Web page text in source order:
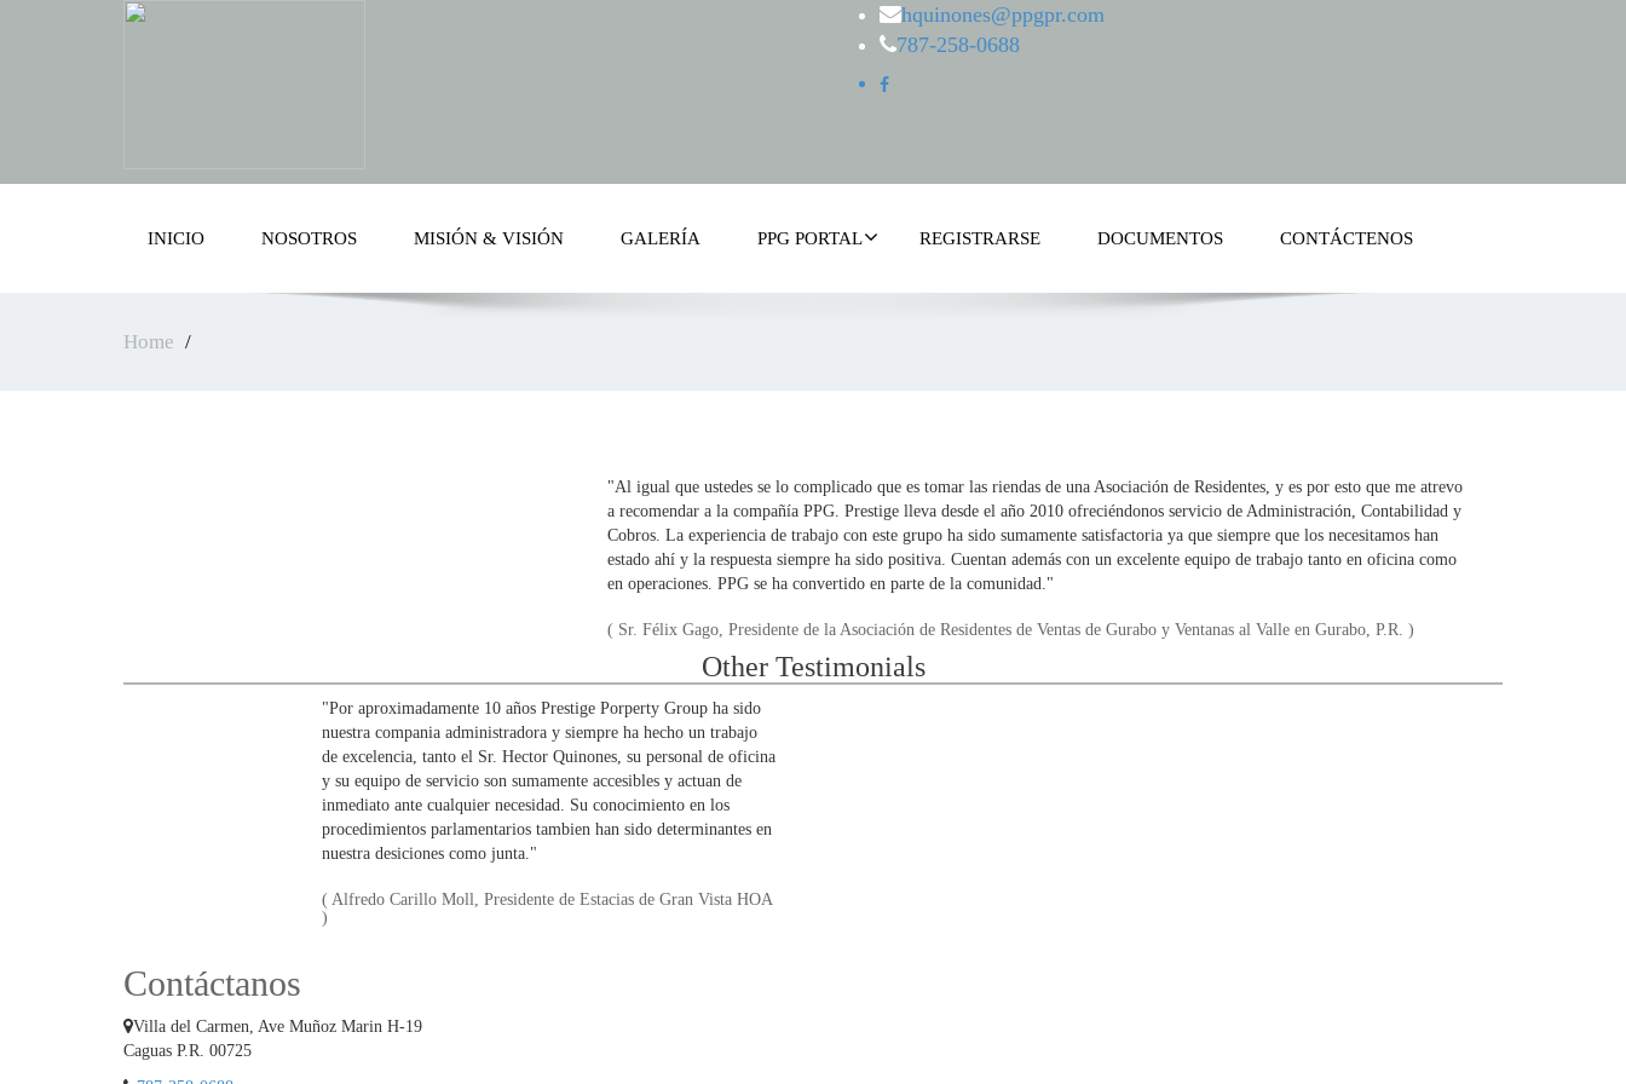
hquinones@ppgpr.com
787-258-0688
INICIO NOSOTROS MISIÓN & VISIÓN GALERÍA PPG PORTAL REGISTRARSE DOCUMENTOS CONTÁCTENOS
Home
"Al igual que ustedes se lo complicado que es tomar las riendas de una Asociación de Residentes, y es por esto que me atrevo
a recomendar a la compañía PPG. Prestige lleva desde el año 2010 ofreciéndonos servicio de Administración, Contabilidad y
Cobros. La experiencia de trabajo con este grupo ha sido sumamente satisfactoria ya que siempre que los necesitamos han
estado ahí y la respuesta siempre ha sido positiva. Cuentan además con un excelente equipo de trabajo tanto en oficina como
en operaciones. PPG se ha convertido en parte de la comunidad."
( Sr. Félix Gago, Presidente de la Asociación de Residentes de Ventas de Gurabo y Ventanas al Valle en Gurabo, P.R. )
Other Testimonials
"Por aproximadamente 10 años Prestige Porperty Group ha sido
nuestra compania administradora y siempre ha hecho un trabajo
de excelencia, tanto el Sr. Hector Quinones, su personal de oficina
y su equipo de servicio son sumamente accesibles y actuan de
inmediato ante cualquier necesidad. Su conocimiento en los
procedimientos parlamentarios tambien han sido determinantes en
nuestra desiciones como junta."
( Alfredo Carillo Moll, Presidente de Estacias de Gran Vista HOA
)
Contáctanos
Villa del Carmen, Ave Muñoz Marin H-19
Caguas P.R. 00725